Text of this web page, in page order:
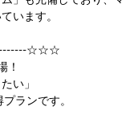
います。
☆☆☆
！
い」
ランです。